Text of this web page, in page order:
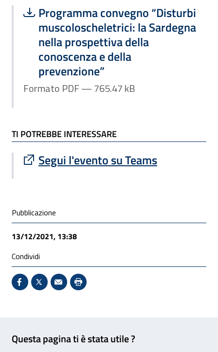
Scarica file:
Programma convegno “Disturbi
muscoloscheletrici: la Sardegna
nella prospettiva della
conoscenza e della
prevenzione”
Formato PDF — Dimensione 765.47 kB
Formato PDF — 765.47 kB
TI POTREBBE INTERESSARE
Segui l'evento su Teams
Sito esterno : apre una nuova finestra
Condivisione social
Pubblicazione
13/12/2021, 13:38
Condividi
Condividi su Facebook - Sito esterno - Apertura in
X - Sito esterno - Apertura in nuova finestra
Invio Mail: apre il programma di posta
Stampa pagina: scelta meno
Questa pagina ti è stata utile ?